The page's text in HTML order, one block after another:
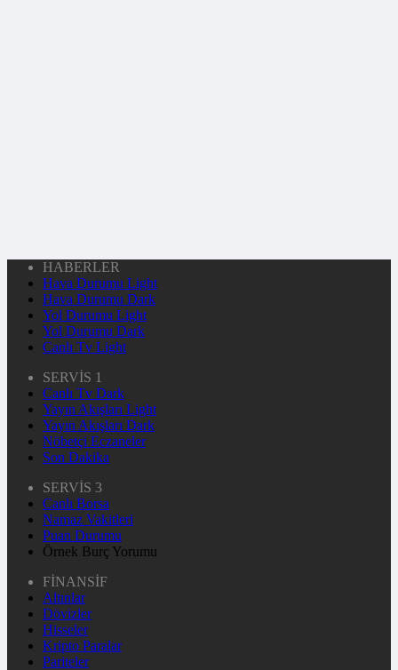
HABERLER
Hava Durumu Light
Hava Durumu Dark
Yol Durumu Light
Yol Durumu Dark
Canlı Tv Light
SERVİS 1
Canlı Tv Dark
Yayın Akışları Light
Yayın Akışları Dark
Nöbetçi Eczaneler
Son Dakika
SERVİS 3
Canlı Borsa
Namaz Vakitleri
Puan Durumu
Örnek Burç Yorumu
FİNANSİF
Altınlar
Dövizler
Hisseler
Kripto Paralar
Pariteler